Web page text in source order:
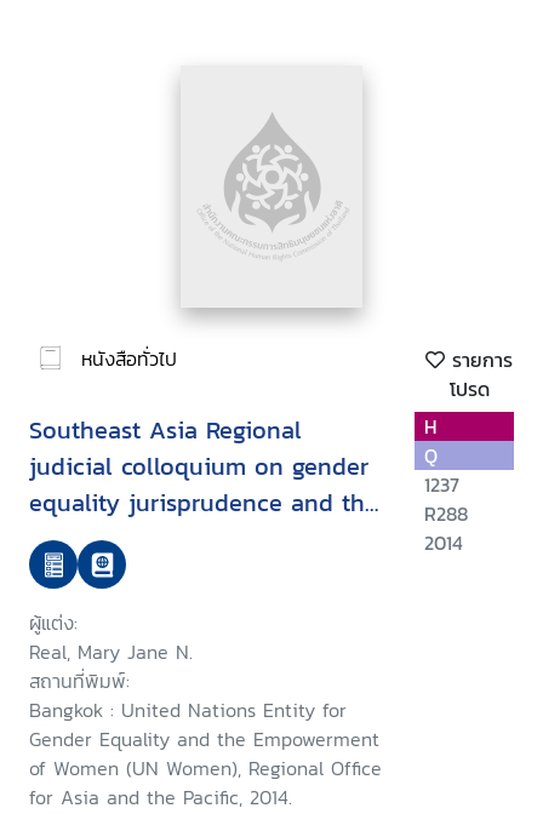
หนังสือทั่วไป
รายการ
โปรด
Southeast Asia Regional
judicial colloquium on gender
equality jurisprudence and the
role of the judiciary in
promoting women's access to
justice : summary of
proceedings September 2013,
Bangkok, Thailand
ผู้แต่ง:
Real, Mary Jane N.
สถานที่พิมพ์:
Bangkok : United Nations Entity for
Gender Equality and the Empowerment
of Women (UN Women), Regional Office
for Asia and the Pacific, 2014.
H
Q
1237
R288
2014